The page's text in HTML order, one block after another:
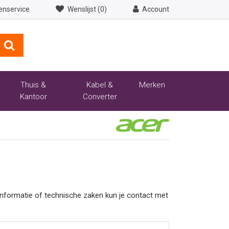
Wenslijst (0) Account
Thuis &
Kantoor
Kabel &
Converter
Merken
of technische zaken kun je contact met